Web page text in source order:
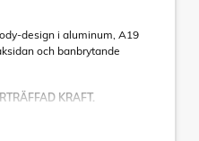
design i aluminum, A19
och banbrytande
KRAFT.